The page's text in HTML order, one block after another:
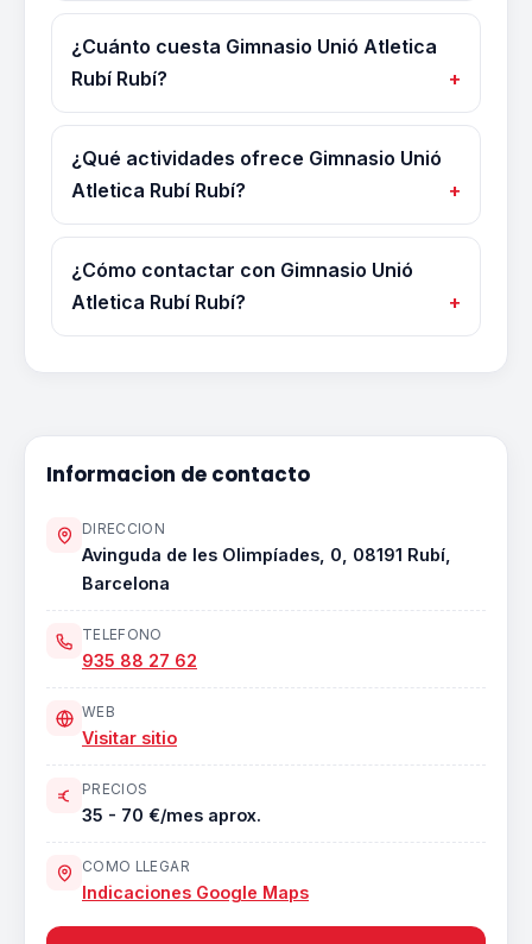
¿Cuánto cuesta Gimnasio Unió Atletica
Rubí Rubí?
¿Qué actividades ofrece Gimnasio Unió
Atletica Rubí Rubí?
¿Cómo contactar con Gimnasio Unió
Atletica Rubí Rubí?
Informacion de contacto
DIRECCION
Avinguda de les Olimpíades, 0, 08191 Rubí,
Barcelona
TELEFONO
935 88 27 62
WEB
Visitar sitio
PRECIOS
35 - 70 €/mes aprox.
COMO LLEGAR
Indicaciones Google Maps